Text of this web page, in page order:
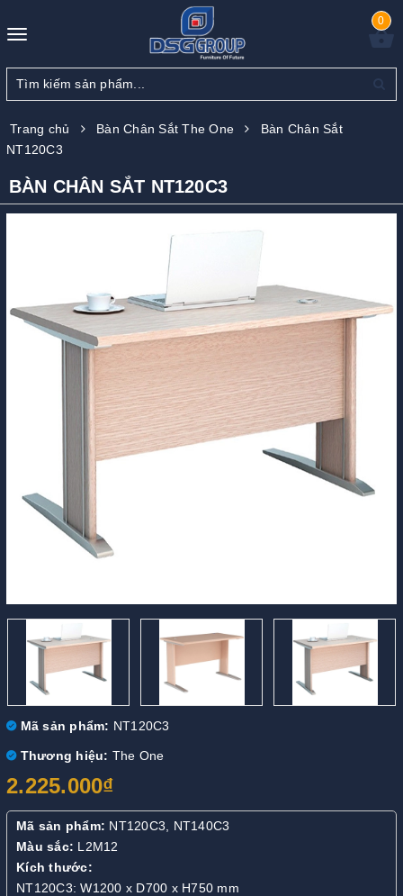
Toggle
0
Trang chủ Bàn Chân Sắt The One
Bàn Chân Sắt
NT120C3
BÀN CHÂN SẮT NT120C3
Mã sản phẩm: NT120C3
Thương hiệu: The One
2.225.000₫
Mã sản phẩm: NT120C3, NT140C3
Màu sắc: L2M12
Kích thước:
NT120C3: W1200 x D700 x H750 mm